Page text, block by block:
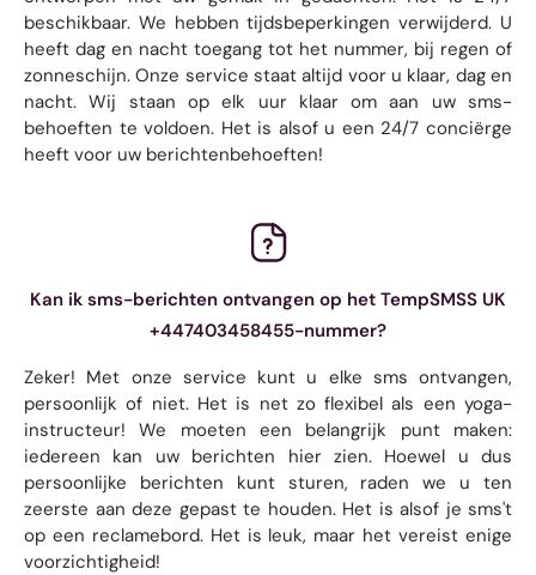
beschikbaar. We hebben tijdsbeperkingen verwijderd. U
heeft dag en nacht toegang tot het nummer, bij regen of
zonneschijn. Onze service staat altijd voor u klaar, dag en
nacht. Wij staan ​​op elk uur klaar om aan uw sms-
behoeften te voldoen. Het is alsof u een 24/7 conciërge
heeft voor uw berichtenbehoeften!
Kan ik sms-berichten ontvangen op het TempSMSS UK
+447403458455-nummer?
Zeker! Met onze service kunt u elke sms ontvangen,
persoonlijk of niet. Het is net zo flexibel als een yoga-
instructeur! We moeten een belangrijk punt maken:
iedereen kan uw berichten hier zien. Hoewel u dus
persoonlijke berichten kunt sturen, raden we u ten
zeerste aan deze gepast te houden. Het is alsof je sms't
op een reclamebord. Het is leuk, maar het vereist enige
voorzichtigheid!